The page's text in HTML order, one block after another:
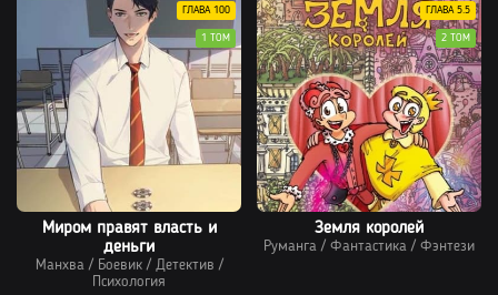
Миром правят власть и
деньги
Манхва/ Боевик/ Детектив /
Психология
ГЛАВА 100
1 ТОМ
Земля королей
Руманга / Фантастика / Фэнтези
ГЛАВА 5.5
2 ТОМ